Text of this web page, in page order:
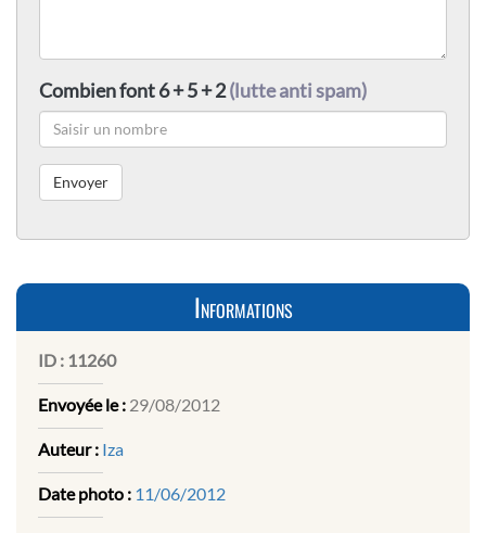
Combien font 6 + 5 + 2(lutte anti spam)
Informations
ID : 11260
Envoyée le : 29/08/2012
Auteur : Iza
Date photo : 11/06/2012